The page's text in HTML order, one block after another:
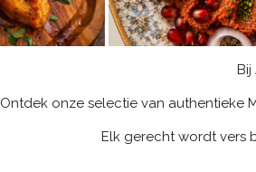
Bij
Ontdek onze selectie van authentieke
Elk gerecht wordt vers